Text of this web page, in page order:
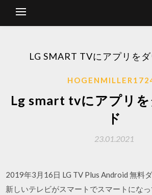
LG SMART TVにアプリを
Lg smart tvにアプリ
ド
23.01.2021
2019年3月16日 LG TV Plus Android 無料
新しいテレビがスマートでスマートにな